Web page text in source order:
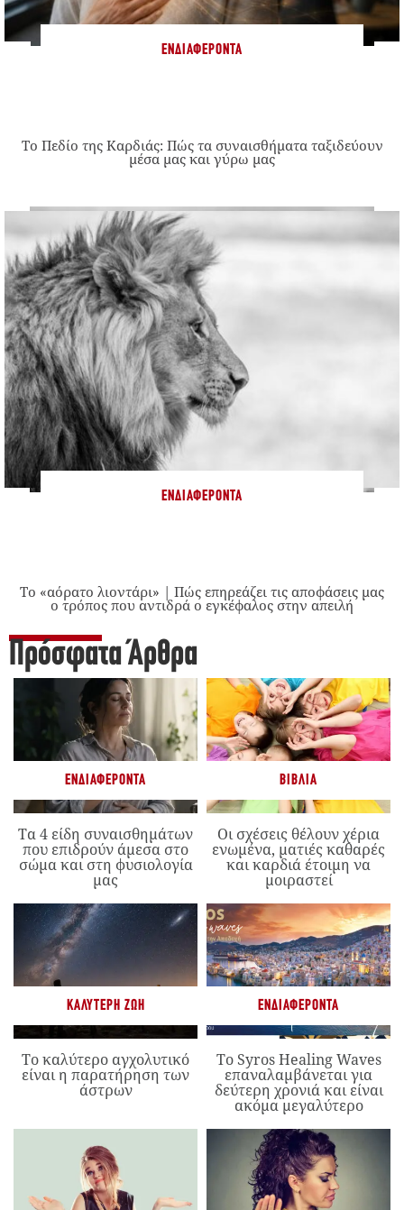
ΕΝΔΙΑΦΈΡΟΝΤΑ
Το Πεδίο της Καρδιάς: Πώς τα συναισθήματα ταξιδεύουν
μέσα μας και γύρω μας
ΕΝΔΙΑΦΈΡΟΝΤΑ
Το «αόρατο λιοντάρι» | Πώς επηρεάζει τις αποφάσεις μας
ο τρόπος που αντιδρά ο εγκέφαλος στην απειλή
Πρόσφατα Άρθρα
ΕΝΔΙΑΦΈΡΟΝΤΑ
Τα 4 είδη συναισθημάτων
που επιδρούν άμεσα στο
σώμα και στη φυσιολογία
μας
ΒΙΒΛΊΑ
Οι σχέσεις θέλουν χέρια
ενωμένα, ματιές καθαρές
και καρδιά έτοιμη να
μοιραστεί
ΚΑΛΎΤΕΡΗ ΖΩΉ
Το καλύτερο αγχολυτικό
είναι η παρατήρηση των
άστρων
ΕΝΔΙΑΦΈΡΟΝΤΑ
Το Syros Healing Waves
επαναλαμβάνεται για
δεύτερη χρονιά και είναι
ακόμα μεγαλύτερο